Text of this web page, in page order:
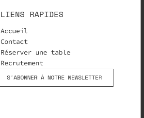
LIENS RAPIDES
Accueil
Contact
Réserver une table
Recrutement
S'ABONNER À NOTRE NEWSLETTER